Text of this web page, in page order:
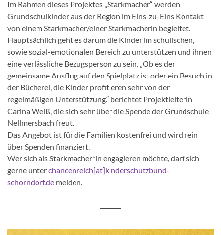
Im Rahmen dieses Projektes „Starkmacher“ werden
Grundschulkinder aus der Region im Eins-zu-Eins Kontakt
von einem Starkmacher/einer Starkmacherin begleitet.
Hauptsächlich geht es darum die Kinder im schulischen,
sowie sozial-emotionalen Bereich zu unterstützen und ihnen
eine verlässliche Bezugsperson zu sein. „Ob es der
gemeinsame Ausflug auf den Spielplatz ist oder ein Besuch in
der Bücherei, die Kinder profitieren sehr von der
regelmäßigen Unterstützung.“ berichtet Projektleiterin
Carina Weiß, die sich sehr über die Spende der Grundschule
Nellmersbach freut.
Das Angebot ist für die Familien kostenfrei und wird rein
über Spenden finanziert.
Wer sich als Starkmacher*in engagieren möchte, darf sich
gerne unterchancenreich[at]kinderschutzbund-
schorndorf.de melden.